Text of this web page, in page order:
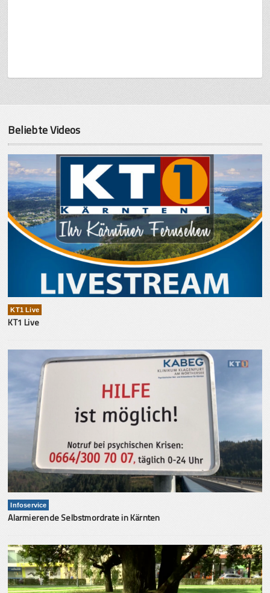
Beliebte Videos
KT1 Live
KT1 Live
Infoservice
Alarmierende Selbstmordrate in Kärnten